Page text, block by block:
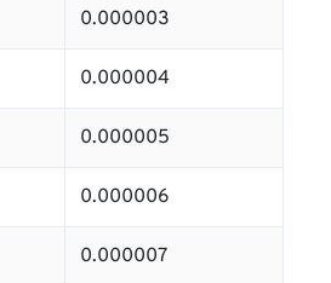
0.000003
0.000004
0.000005
0.000006
0.000007